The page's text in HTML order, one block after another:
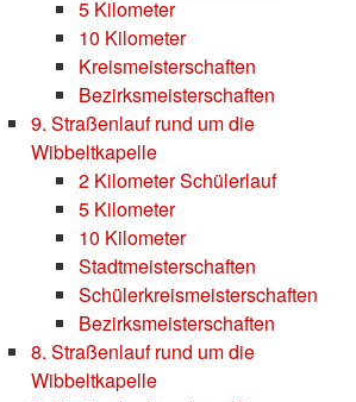
5 Kilometer
10 Kilometer
Kreismeisterschaften
Bezirksmeisterschaften
9. Straßenlauf rund um die
Wibbeltkapelle
2 Kilometer Schülerlauf
5 Kilometer
10 Kilometer
Stadtmeisterschaften
Schülerkreismeisterschaften
Bezirksmeisterschaften
8. Straßenlauf rund um die
Wibbeltkapelle